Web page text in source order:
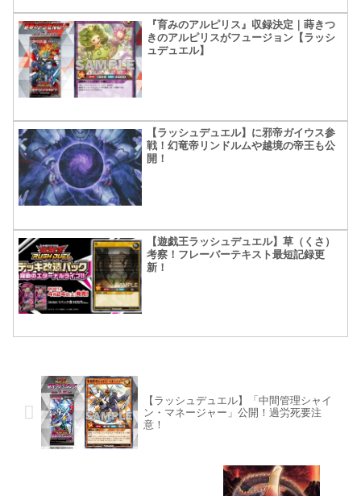
『育みのアルピリス』収録決定｜蒔きつ
きのアルピリスがフュージョン【ラッシ
ュデュエル】
【ラッシュデュエル】に邪帝ガイウス参
戦！幻竜帝リンドルムや越境の帝王も公
開！
【遊戯王ラッシュデュエル】草（くさ）
考察！フレーバーテキスト最短記録更
新！
【ラッシュデュエル】「中間管理シャイ
ン・マネージャー」公開！過労死要注
意！